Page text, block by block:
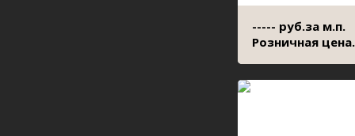
----- руб.за м.п.
Розничная цена.